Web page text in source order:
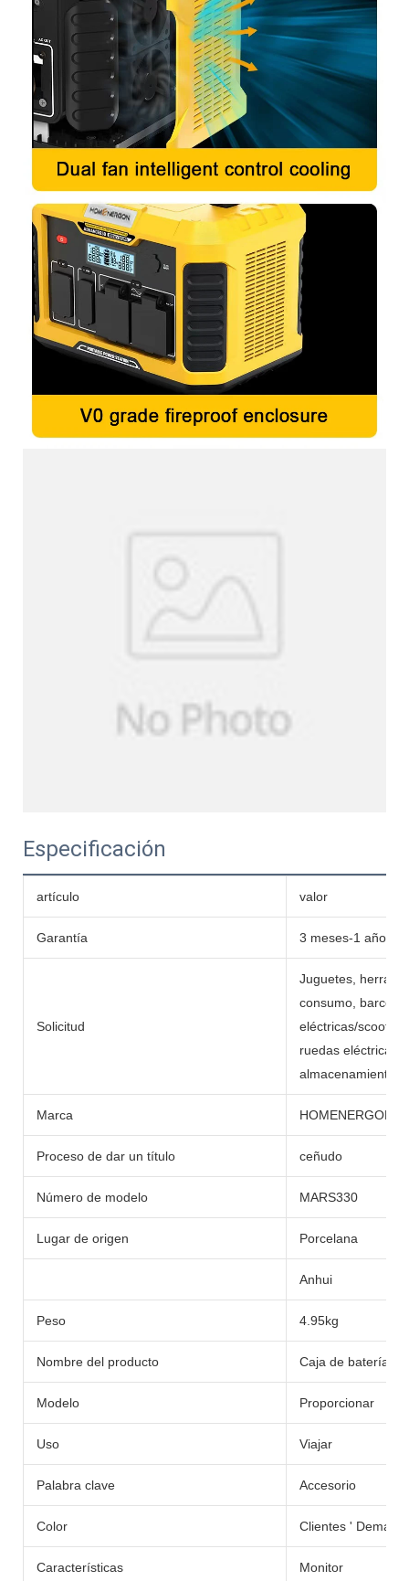
Especificación
artículo valor
Garantía 3 meses-1 año
Solicitud
Juguetes,
consumo, barcos,
eléctricas/
ruedas eléctricas,
almacenamiento
Marca HOMENERGON
Proceso de dar un título ceñudo
Número de modelo MARS330
Lugar de origen Porcelana
Anhui
Peso 4.95kg
Nombre del producto Caja de batería
Modelo Proporcionar
Uso Viajar
Palabra clave Accesorio
Color Clientes '
Características Monitor